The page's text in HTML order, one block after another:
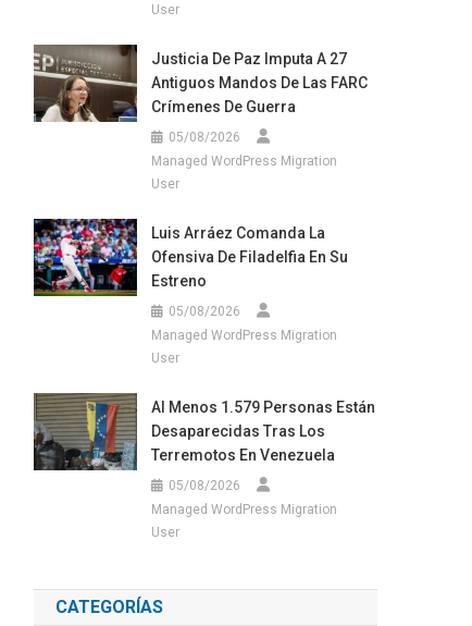
User
Justicia De Paz Imputa A 27
Antiguos Mandos De Las FARC
Crímenes De Guerra
05/08/2026
Managed WordPress Migration
User
Luis Arráez Comanda La
Ofensiva De Filadelfia En Su
Estreno
05/08/2026
Managed WordPress Migration
User
Al Menos 1.579 Personas Están
Desaparecidas Tras Los
Terremotos En Venezuela
05/08/2026
Managed WordPress Migration
User
CATEGORÍAS